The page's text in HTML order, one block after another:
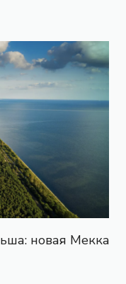
новая Мекка